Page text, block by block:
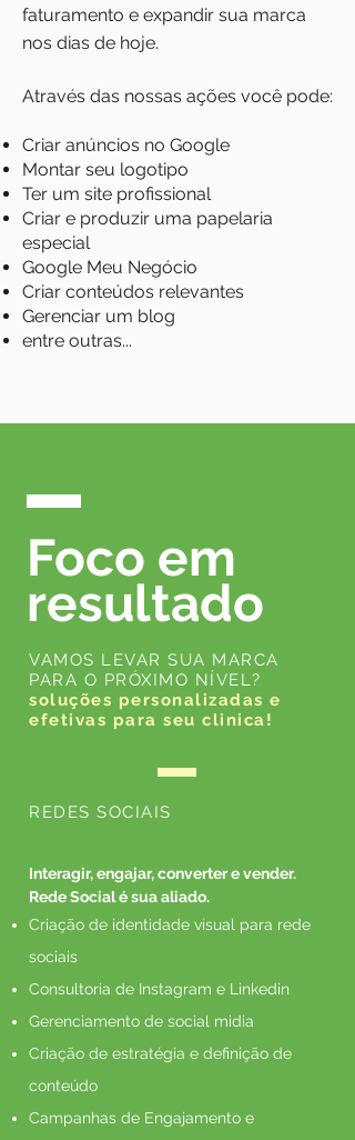
faturamento e expandir sua marca
nos dias de hoje.
Através das nossas ações você pode:
Criar anúncios no Google
Montar seu logotipo
Ter um site profissional
Criar e produzir uma papelaria
especial
Google Meu Negócio
Criar conteúdos relevantes
Gerenciar um blog
entre outras...
Foco em
resultado
VAMOS LEVAR SUA MARCA
PARA O PRÓXIMO NÍVEL?
soluções personalizadas e
efetivas para seu clinica!
REDES SOCIAIS
Interagir, engajar, converter e vender.
Rede Social é sua aliado.
Criação de identidade visual para rede
sociais
Consultoria de Instagram e Linkedin
Gerenciamento de social midia
Criação de estratégia e definição de
conteúdo
Campanhas de Engajamento e